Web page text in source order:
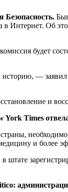
в Интернет. Об
будет
— заявил
и
Times отвела
и более
штате
администрация